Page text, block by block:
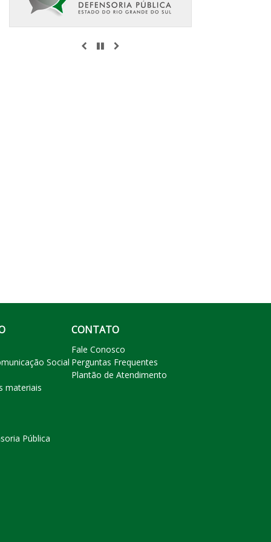
ANTERIOR
PAUSAR
Social
materiais
Pública
CONTATO
Fale Conosco
Perguntas Frequentes
Plantão de Atendimento